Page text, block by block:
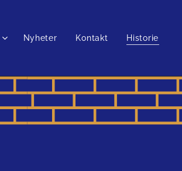
Nyheter Kontakt Historie